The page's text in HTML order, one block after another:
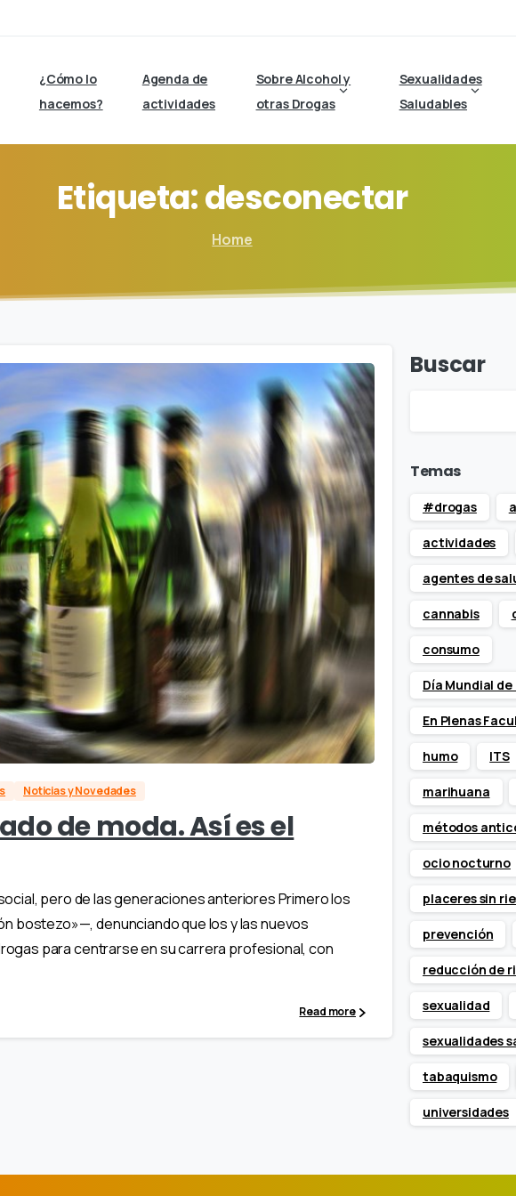
¿Cómo lo
hacemos?
Agenda de
actividades
Sobre Alcohol y
otras Drogas
Sexualidades
Saludables
Etiqueta:desconectar
Home
Noticias y Novedades
de moda. Así es el
pero de las generaciones anteriores Primero los
bostezo»—, denunciando que los y las nuevos
para centrarse en su carrera profesional, con
Read more
Buscar
Temas
#drogas
actividades
agentes de
cannabis
consumo
Día Mundial
En Plenas
humo ITS
marihuana
métodos
ocio nocturno
placeres sin
prevención
reducción de
sexualidad
sexualidades
tabaquismo
universidades